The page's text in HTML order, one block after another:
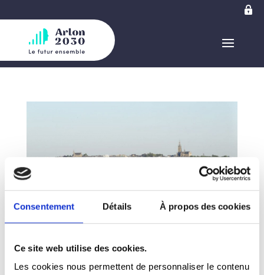
Consentement Détails À propos des cookies
Ce site web utilise des cookies.
Les cookies nous permettent de personnaliser le contenu
Compte rendu du conseil communal – 22 février
2024 – par Anne-Catherine Goffinet
byPierre Philippe Balon|Fév 24, 2024|Conseil